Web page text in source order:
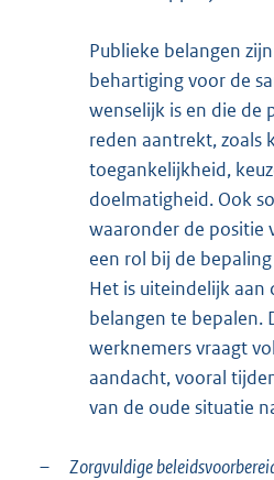
Publieke belangen
behartiging voor de
wenselijk is en die de
reden aantrekt, zoals
toegankelijkheid,
doelmatigheid. Ook
waaronder de positie
een rol bij de
Het is uiteindelijk
belangen te bepalen.
werknemers vraagt
aandacht, vooral
van de oude situatie
– Zorgvuldige